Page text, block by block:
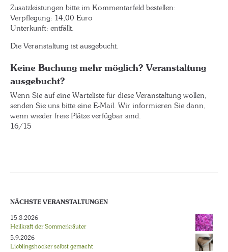
Zusatzleistungen bitte im Kommentarfeld bestellen:
Verpflegung: 14,00 Euro
Unterkunft: entfällt.
Die Veranstaltung ist ausgebucht.
Keine Buchung mehr möglich? Veranstaltung
ausgebucht?
Wenn Sie auf eine Warteliste für diese Veranstaltung wollen,
senden Sie uns bitte eine E-Mail. Wir informieren Sie dann,
wenn wieder freie Plätze verfügbar sind.
16/15
NÄCHSTE VERANSTALTUNGEN
15.8.2026
Heilkraft der Sommerkräuter
5.9.2026
Lieblingshocker selbst gemacht